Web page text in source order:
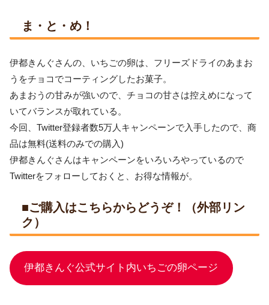
ま・と・め！
伊都きんぐさんの、いちごの卵は、フリーズドライのあまお
うをチョコでコーティングしたお菓子。
あまおうの甘みが強いので、チョコの甘さは控えめになって
いてバランスが取れている。
今回、Twitter登録者数5万人キャンペーンで入手したので、商
品は無料(送料のみでの購入)
伊都きんぐさんはキャンペーンをいろいろやっているので
Twitterをフォローしておくと、お得な情報が。
■ご購入はこちらからどうぞ！（外部リン
ク）
伊都きんぐ公式サイト内いちごの卵ページ